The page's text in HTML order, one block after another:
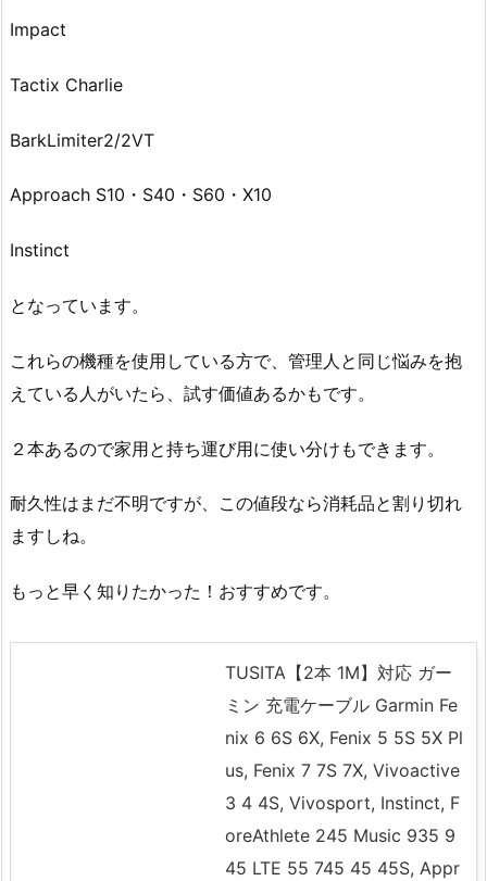
Impact
Tactix Charlie
BarkLimiter2/2VT
Approach S10・S40・S60・X10
Instinct
となっています。
これらの機種を使用している方で、管理人と同じ悩みを抱
えている人がいたら、試す価値あるかもです。
２本あるので家用と持ち運び用に使い分けもできます。
耐久性はまだ不明ですが、この値段なら消耗品と割り切れ
ますしね。
もっと早く知りたかった！おすすめです。
TUSITA【2本 1M】対応 ガー
ミン 充電ケーブル Garmin Fe
nix 6 6S 6X, Fenix 5 5S 5X Pl
us, Fenix 7 7S 7X, Vivoactive
3 4 4S, Vivosport, Instinct, F
oreAthlete 245 Music 935 9
45 LTE 55 745 45 45S, Appr